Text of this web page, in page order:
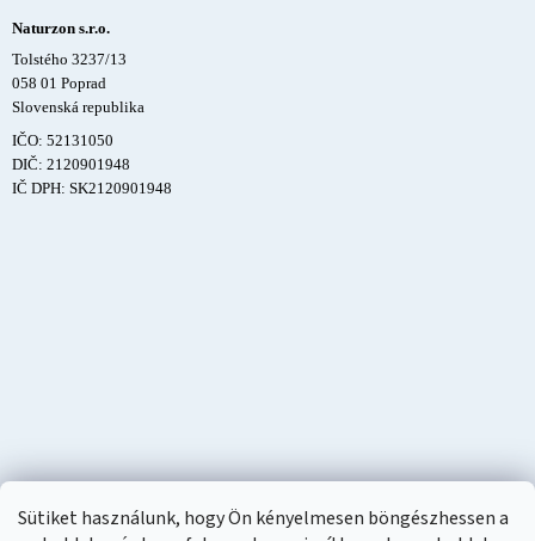
Sütiket használunk, hogy Ön kényelmesen böngészhessen a
Naturzon s.r.o.
Tolstého 3237/13
058 01 Poprad
Slovenská republika
IČO: 52131050
DIČ: 2120901948
IČ DPH: SK2120901948